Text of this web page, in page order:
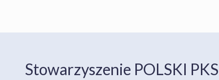
Stowarzyszenie POLSKI PKS